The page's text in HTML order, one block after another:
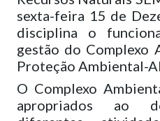
sexta-feira 15 de
disciplina o
gestão do Complexo
Proteção Ambiental-
O Complexo
apropriados ao